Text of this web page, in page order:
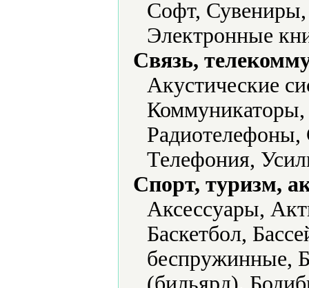
Софт,
Электронные
Связь,
Акустические
Коммуникаторы,
Телефония,
Спорт, туризм,
Аксессуары,
Баскетбол,
беспружинные,